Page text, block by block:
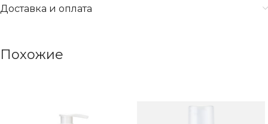
Доставка и оплата
Похожие